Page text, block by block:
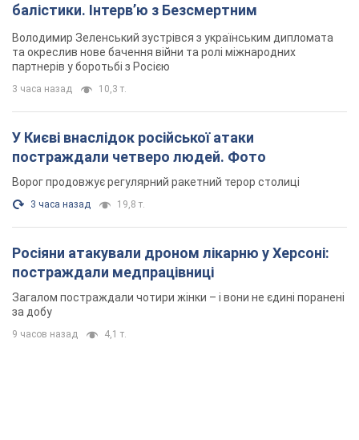
балістики. Інтерв’ю з Безсмертним
Володимир Зеленський зустрівся з українським дипломата
та окреслив нове бачення війни та ролі міжнародних
партнерів у боротьбі з Росією
3 часа назад 10,3 т.
У Києві внаслідок російської атаки
постраждали четверо людей. Фото
Ворог продовжує регулярний ракетний терор столиці
3 часа назад 19,8 т.
Росіяни атакували дроном лікарню у Херсоні:
постраждали медпрацівниці
Загалом постраждали чотири жінки – і вони не єдині поранені
за добу
9 часов назад 4,1 т.